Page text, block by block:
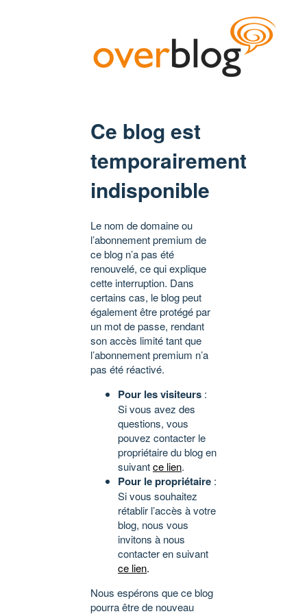
Ce blog est
temporairement
indisponible
Le nom de domaine ou
l’abonnement premium de
ce blog n’a pas été
renouvelé, ce qui explique
cette interruption. Dans
certains cas, le blog peut
également être protégé par
un mot de passe, rendant
son accès limité tant que
l’abonnement premium n’a
pas été réactivé.
Pour les visiteurs :
Si vous avez des
questions, vous
pouvez contacter le
propriétaire du blog en
suivantce lien.
Pour le propriétaire :
Si vous souhaitez
rétablir l’accès à votre
blog, nous vous
invitons à nous
contacter en suivant
ce lien.
Nous espérons que ce blog
pourra être de nouveau